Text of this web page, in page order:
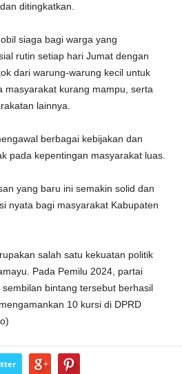
ditingkatkan.
siaga bagi warga yang
rutin setiap hari Jumat dengan
dari warung-warung kecil untuk
masyarakat kurang mampu, serta
lainnya.
berbagai kebijakan dan
pada kepentingan masyarakat luas.
yang baru ini semakin solid dan
nyata bagi masyarakat Kabupaten
salah satu kekuatan politik
Pada Pemilu 2024, partai
bintang tersebut berhasil
10 kursi di DPRD